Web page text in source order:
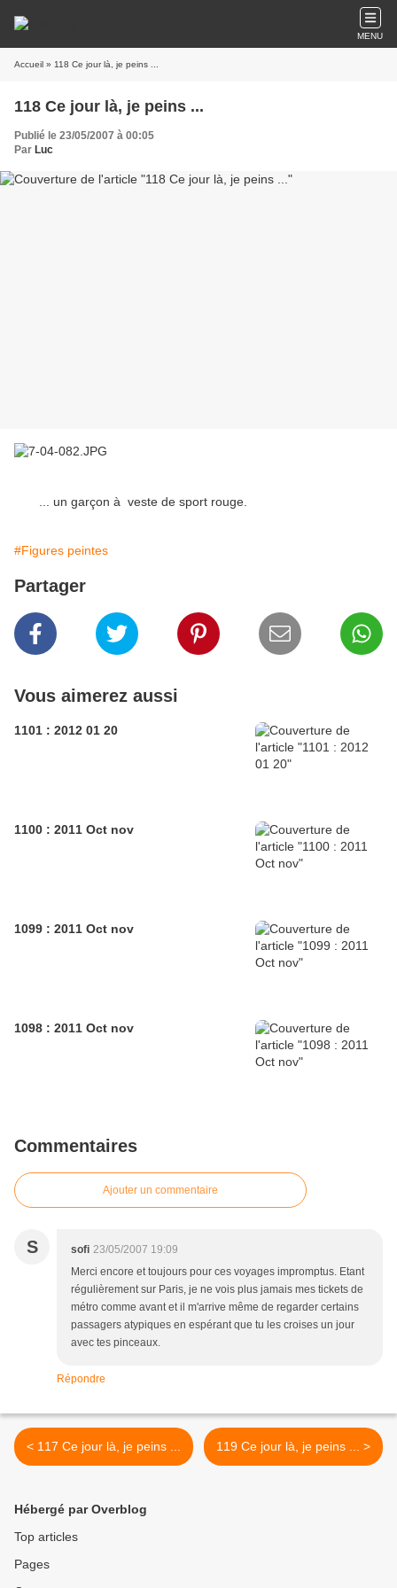
MENU
Accueil » 118 Ce jour là, je peins ...
118 Ce jour là, je peins ...
Publié le 23/05/2007 à 00:05
Par Luc
... un garçon à veste de sport rouge.
#Figures peintes
Partager
Vous aimerez aussi
1101 : 2012 01 20
1100 : 2011 Oct nov
1099 : 2011 Oct nov
1098 : 2011 Oct nov
Commentaires
Ajouter un commentaire
S sofi 23/05/2007 19:09
Merci encore et toujours pour ces voyages impromptus. Etant
régulièrement sur Paris, je ne vois plus jamais mes tickets de
métro comme avant et il m'arrive même de regarder certains
passagers atypiques en espérant que tu les croises un jour
avec tes pinceaux.
Répondre
< 117 Ce jour là, je peins ... 119 Ce jour là, je peins ... >
Hébergé par Overblog
Top articles
Pages